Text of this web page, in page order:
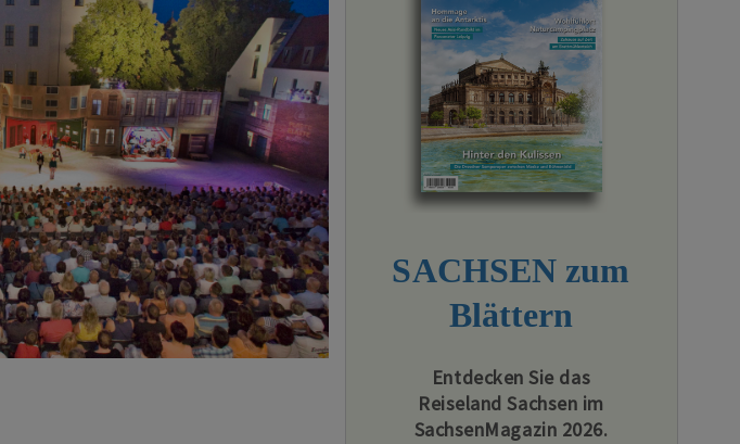
SACHSEN zum
Blättern
Entdecken Sie das
Reiseland Sachsen im
SachsenMagazin 2026.